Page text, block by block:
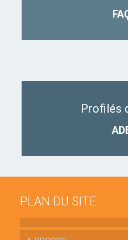
Profilés
PLAN DU SITE